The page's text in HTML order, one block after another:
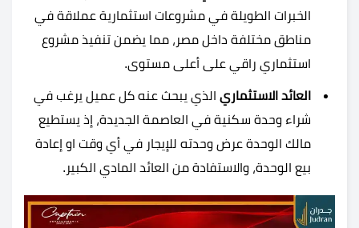
الخبرات الطويلة في مشروعات استثمارية عملاقة في
مناطق مختلفة داخل مصر، مما يضمن تنفيذ مشروع
استثماري راقي على أعلى مستوى.
العائد الاستثماري الذي يبحث عنه كل عميل يرغب في
شراء وحدة سكنية في العاصمة الجديدة، إذ يستطيع
مالك الوحدة عرض وحدته للإيجار في أي وقت او إعادة
بيع الوحدة، والاستفادة من العائد المادي الكبير.